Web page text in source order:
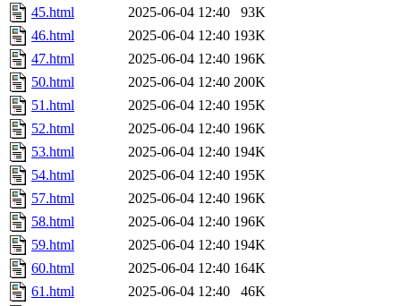
45.html
2025-06-04 12:40
93K
46.html
2025-06-04 12:40 193K
47.html
2025-06-04 12:40 196K
50.html
2025-06-04 12:40 200K
51.html
2025-06-04 12:40 195K
52.html
2025-06-04 12:40 196K
53.html
2025-06-04 12:40 194K
54.html
2025-06-04 12:40 195K
57.html
2025-06-04 12:40 196K
58.html
2025-06-04 12:40 196K
59.html
2025-06-04 12:40 194K
60.html
2025-06-04 12:40 164K
61.html
2025-06-04 12:40
46K